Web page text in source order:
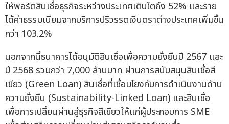
ให้พอร์ตสินเชื่อธุรกิจระหว่างประเทศเติบโตถึง 52% และราย
ได้ค่าธรรมเนียมจากบริการปริวรรตเงินตราต่างประเทศเพิ่มขึ้น
กว่า 103.2%
นอกจากนี้ธนาคารได้อนุมัติสินเชื่อเพื่อความยั่งยืนปี 2567 และ
ปี 2568 รวมกว่า 7,000 ล้านบาท ผ่านการสนับสนุนสินเชื่อสี
เขียว (Green Loan) สินเชื่อที่เชื่อมโยงกับการดำเนินงานด้าน
ความยั่งยืน (Sustainability-Linked Loan) และสินเชื่อ
เพื่อการเปลี่ยนผ่านสู่ธุรกิจสีเขียวให้แก่ผู้ประกอบการ SME